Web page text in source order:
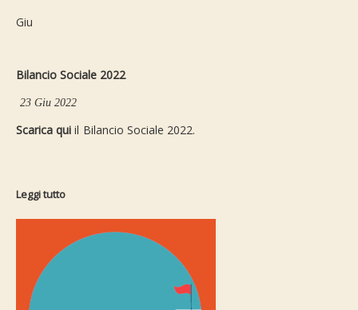
Giu
Bilancio Sociale 2022
23 Giu 2022
Scarica quiil Bilancio Sociale 2022.
Leggi tutto